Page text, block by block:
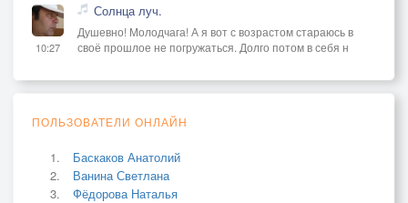
10:27
Солнца луч.
Душевно! Молодчага! А я вот с возрастом стараюсь в
своё прошлое не погружаться. Долго потом в себя н
ПОЛЬЗОВАТЕЛИ ОНЛАЙН
Баскаков Анатолий
Ванина Светлана
Фёдорова Наталья